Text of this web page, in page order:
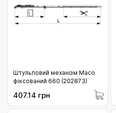
Штульповий механізм Maco
фіксований 660 (202873)
407.14 грн